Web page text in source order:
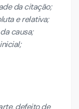
da citação;
e relativa;
causa;
defeito de